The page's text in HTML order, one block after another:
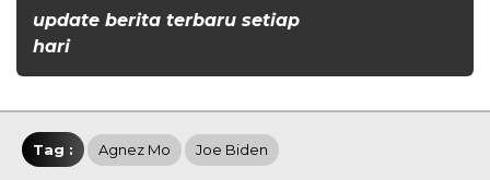
update berita terbaru setiap
hari
Tag : Agnez Mo Joe Biden